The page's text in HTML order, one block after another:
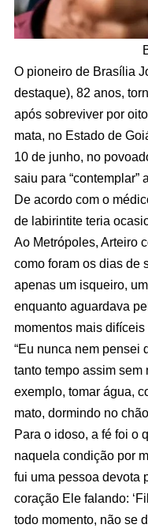
O pioneiro de Brasília
destaque), 82 anos,
após sobreviver por
mata, no Estado de
10 de junho, no
saiu para “contemplar”
De acordo com o
de labirintite teria
Ao Metrópoles, Arteiro
como foram os dias de
apenas um isqueiro,
enquanto aguardava
momentos mais difíceis
“Eu nunca nem pensei
tanto tempo assim sem
exemplo, tomar água,
mato, dormindo no
Para o idoso, a fé foi o
naquela condição por
fui uma pessoa devota
coração Ele falando:
todo momento, não se